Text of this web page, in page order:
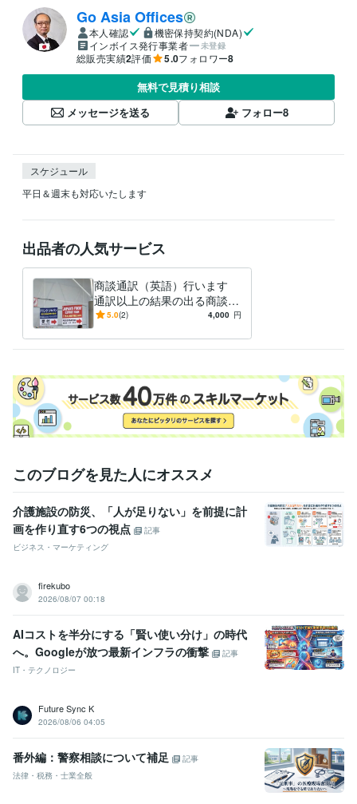
Go Asia Offices
本人確認
機密保持契約(NDA)
インボイス発行事業者
未登録
総販売実績2評価 5.0フォロワー8
無料で見積り相談
メッセージを送る
フォロー8
スケジュール
平日＆週末も対応いたします
出品者の人気サービス
商談通訳（英語）行います
通訳以上の結果の出る商談通
訳営業支援を行います
5.0(2) 4,000 円
このブログを見た人にオススメ
介護施設の防災、「人が足りない」を前提に計
画を作り直す6つの視点
記事
ビジネス・マーケティング
firekubo
2026/08/07 00:18
AIコストを半分にする「賢い使い分け」の時代
へ。Googleが放つ最新インフラの衝撃
記事
IT・テクノロジー
Future Sync K
2026/08/06 04:05
番外編：警察相談について補足
記事
法律・税務・士業全般